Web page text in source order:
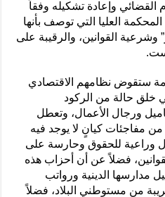
القضائي وإعادة تشكيله وفقاً
العليا التي توصف بأنها
وشرعية القوانين، والرقيبة على
ستقوض نظامهم الاقتصادي
خلق حالة من الركود
ورجال الأعمال، وتعطل
مفاجئات كيانٍ لا يوجد فيه
وراعية للحقوق وحارسة على
فضلاً عن أن أحزاب هذه
مدارسها الدينية ورواتب
من مستوطني البلاد، فضلاً